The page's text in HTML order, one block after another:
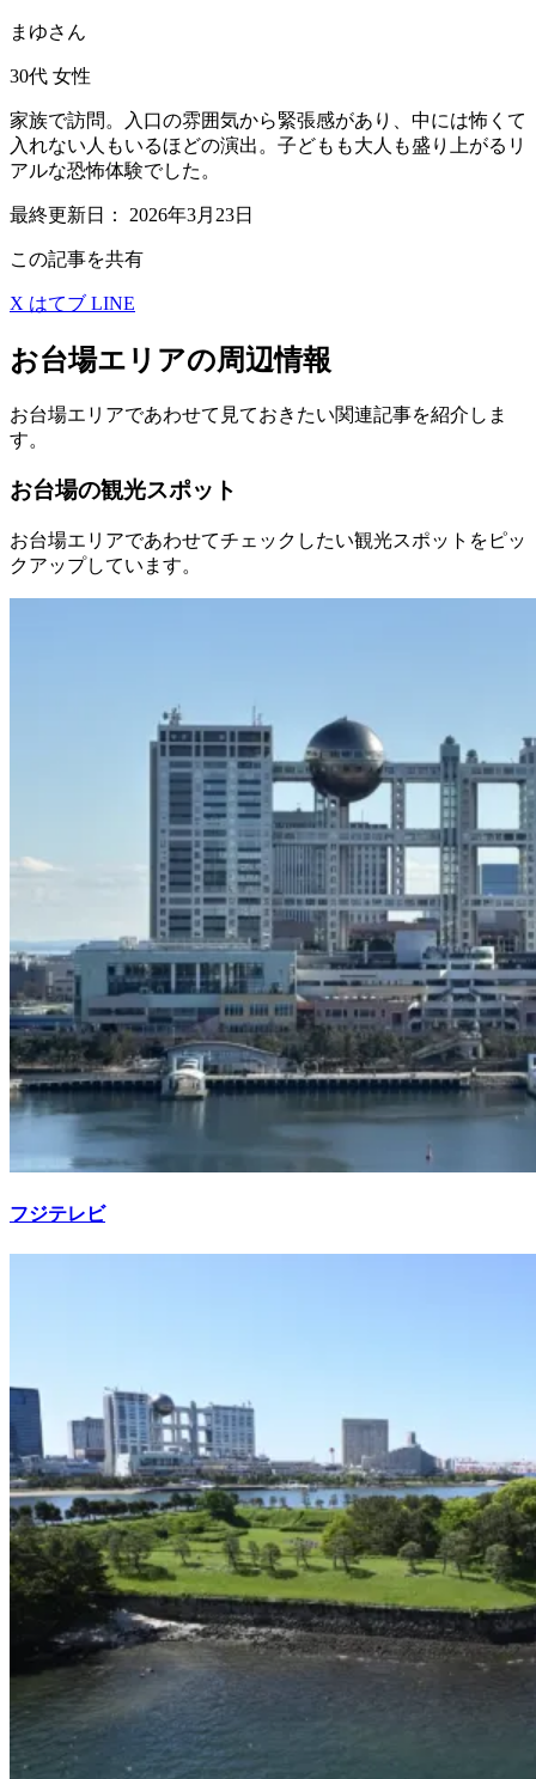
まゆさん
30代 女性
家族で訪問。入口の雰囲気から緊張感があり、中には怖くて
入れない人もいるほどの演出。子どもも大人も盛り上がるリ
アルな恐怖体験でした。
最終更新日： 2026年3月23日
この記事を共有
X はてブ LINE
お台場エリアの周辺情報
お台場エリアであわせて見ておきたい関連記事を紹介しま
す。
お台場の観光スポット
お台場エリアであわせてチェックしたい観光スポットをピッ
クアップしています。
フジテレビ